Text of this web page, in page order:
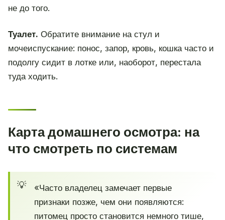
не до того.
Туалет. Обратите внимание на стул и
мочеиспускание: понос, запор, кровь, кошка часто и
подолгу сидит в лотке или, наоборот, перестала
туда ходить.
Карта домашнего осмотра: на
что смотреть по системам
«Часто владелец замечает первые
признаки позже, чем они появляются:
питомец просто становится немного тише,